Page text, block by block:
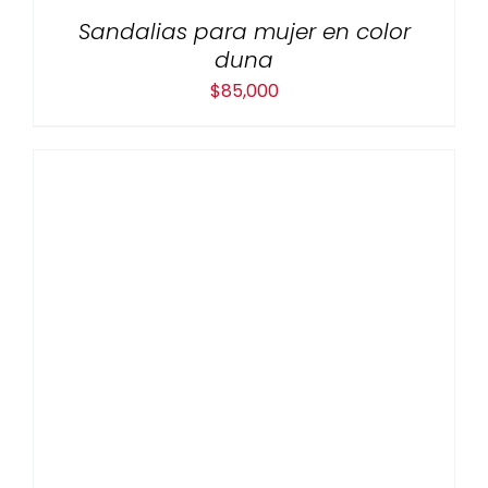
Sandalias para mujer en color
duna
$85,000